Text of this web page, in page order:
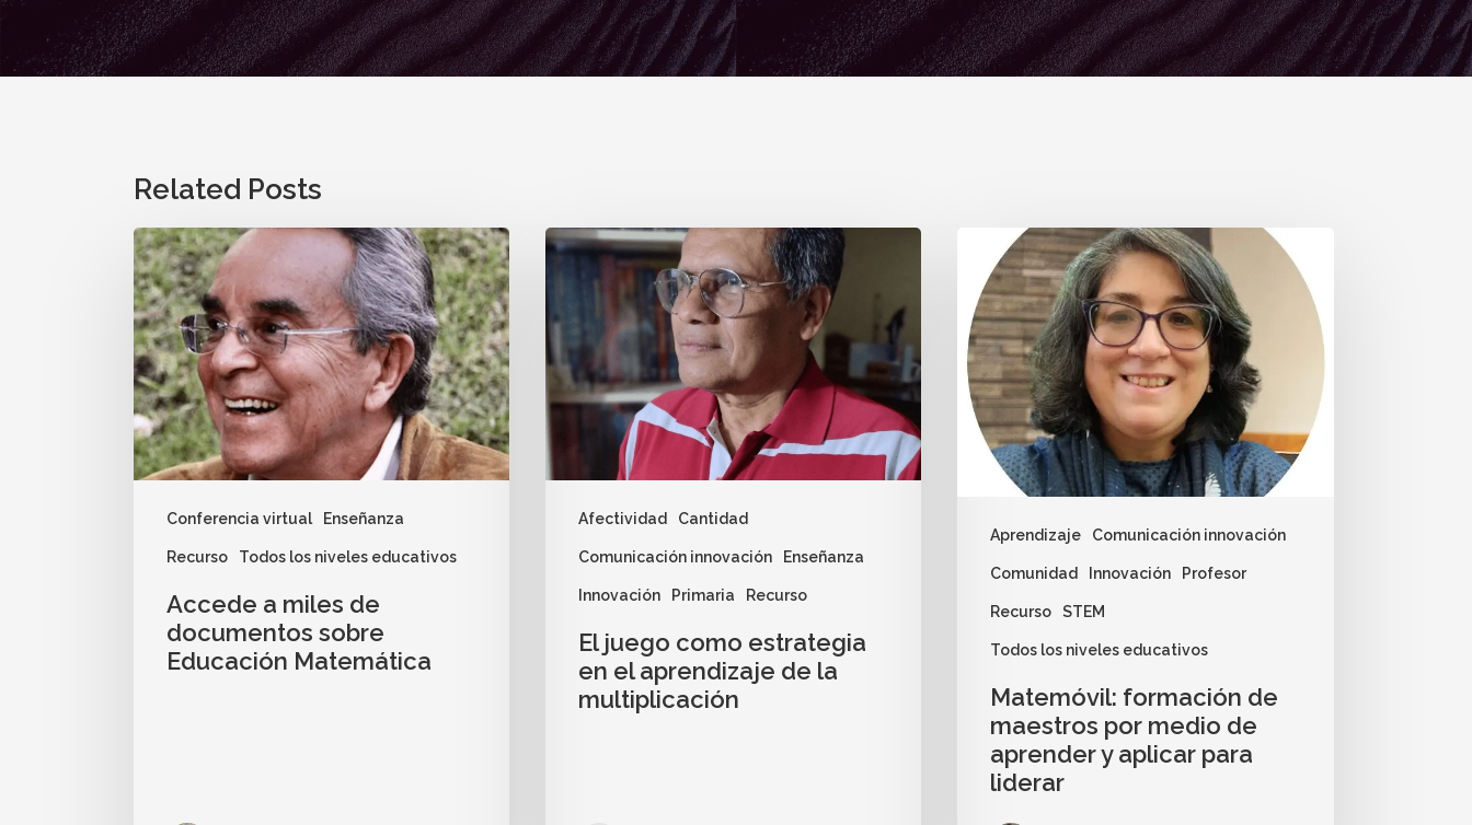
Related Posts
Conferencia virtual Enseñanza
Recurso Todos los niveles educativos
Accede a miles de
documentos sobre
Educación Matemática
Afectividad Cantidad
Comunicación innovación Enseñanza
Innovación Primaria Recurso
El juego como estrategia
en el aprendizaje de la
multiplicación
Aprendizaje Comunicación innovación
Comunidad Innovación Profesor
Recurso STEM
Todos los niveles educativos
Matemóvil: formación de
maestros por medio de
aprender y aplicar para
liderar